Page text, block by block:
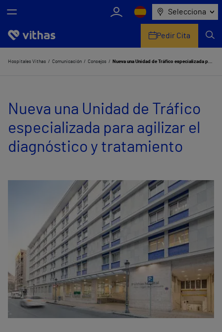
Selecciona
Nosotros
Servicios de salud
Equipo médico y asistencial
Información útil
Comunicación
Pedir Cita
Hospitales Vithas Comunicación Consejos Nueva una Unidad de Tráfico especializada para agilizar el diagnóstico y tratamiento
Nueva una Unidad de Tráfico
especializada para agilizar el
diagnóstico y tratamiento